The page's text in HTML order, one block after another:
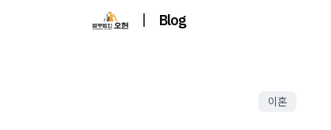
| Blog
이혼